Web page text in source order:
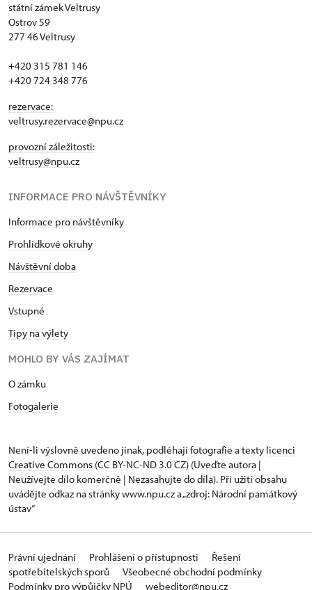
státní zámek Veltrusy
Ostrov 59
277 46 Veltrusy
+420 315 781 146
+420 724 348 776
rezervace:
veltrusy.rezervace@npu.cz
provozní záležitosti:
veltrusy@npu.cz
INFORMACE PRO NÁVŠTĚVNÍKY
Informace pro návštěvníky
Prohlídkové okruhy
Návštěvní doba
Rezervace
Vstupné
Tipy na výlety
MOHLO BY VÁS ZAJÍMAT
O zámku
Fotogalerie
Není-li výslovně uvedeno jinak, podléhají fotografie a texty licenci
Creative Commons (CC BY-NC-ND 3.0 CZ) (Uveďte autora |
Neužívejte dílo komerčně | Nezasahujte do díla). Při užití obsahu
uvádějte odkaz na stránky www.npu.cz a „zdroj: Národní památkový
ústav“
Právní ujednání Prohlášení o přístupnosti
Řešení
spotřebitelských sporů
Všeobecné obchodní podmínky
Podmínky pro výpůjčky NPÚ
webeditor@npu.cz